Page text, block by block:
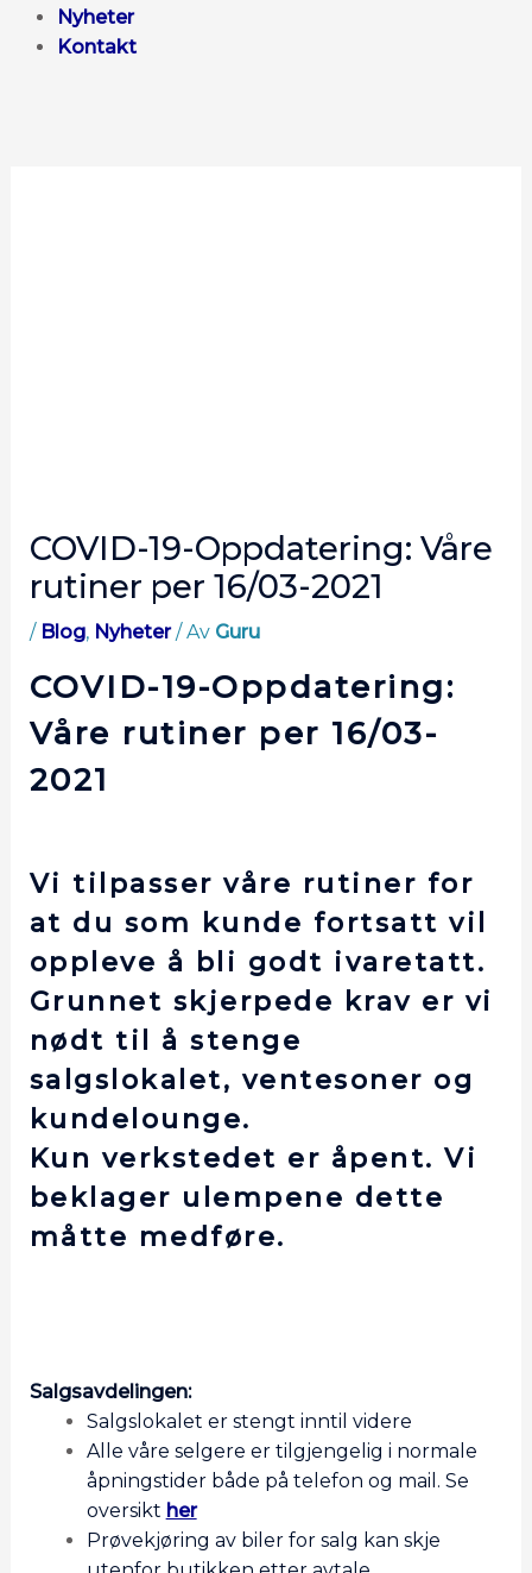
Nyheter
Kontakt
COVID-19-Oppdatering: Våre
rutiner per 16/03-2021
/ Blog, Nyheter/ Av Guru
COVID-19-Oppdatering:
Våre rutiner per 16/03-
2021
Vi tilpasser våre rutiner for
at du som kunde fortsatt vil
oppleve å bli godt ivaretatt.
Grunnet skjerpede krav er vi
nødt til å stenge
salgslokalet, ventesoner og
kundelounge.
Kun verkstedet er åpent. Vi
beklager ulempene dette
måtte medføre.
Salgsavdelingen:
Salgslokalet er stengt inntil videre
Alle våre selgere er tilgjengelig i normale
åpningstider både på telefon og mail. Se
oversikt her
Prøvekjøring av biler for salg kan skje